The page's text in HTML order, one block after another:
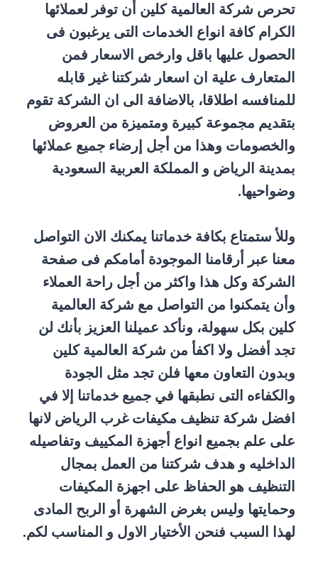
تحرص شركة العالمية كلين أن توفر لعملائها
الكرام كافة انواع الخدمات التى يرغبون فى
الحصول عليها باقل وارخص الاسعار فمن
المتعارف علية ان اسعار شركتنا غير قابله
للمنافسه اطلاقا، بالاضافة الى ان الشركة تقوم
بتقديم مجموعة كبيرة ومتميزة من العروض
والخصومات وهذا من أجل إرضاء جميع عملائها
بمدينة الرياض و المملكة العربية السعودية
وضواحيها.
وللأ ستمتاع بكافة خدماتنا يمكنك الان التواصل
معنا عبر أرقامنا الموجودة أمامكم فى صفحة
الشركة وكل هذا واكثر من أجل راحة العملاء
وأن يتمكنوا من التواصل مع شركة العالمية
كلين بكل سهولة، ونأكد عميلنا العزيز بأنك لن
تجد أفضل ولا اكفأ من شركة العالمية كلين
وبدون التعاون معها فلن تجد مثل الجودة
والكفاءه التى نطبقها في جميع خدماتنا إلا في
افضل شركة تنظيف مكيفات غرب الرياض لانها
على علم بجميع انواع أجهزة المكييف وتفاصيله
الداخليه و هدف شركتنا من العمل بمجال
التنظيف هو الحفاظ على اجهزة المكيفات
وحمايتها وليس بغرض الشهرة أو الربح المادى
لهذا السبب فنحن الأختيار الاول و المناسب لكم.